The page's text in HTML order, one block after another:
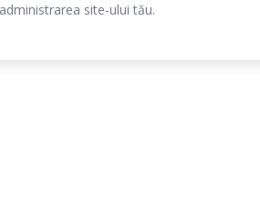
administrarea site-ului tău.